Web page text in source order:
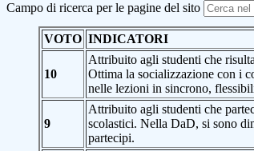
Campo di ricerca per le pagine del sito
VOTO INDICATORI
10
Attribuito agli studenti che
Ottima la socializzazione con i
nelle lezioni in sincrono,
9
Attribuito agli studenti che
scolastici. Nella DaD, si sono
partecipi.